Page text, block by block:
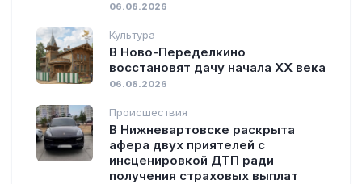
06.08.2026
Культура
В Ново-Переделкино
восстановят дачу начала XX века
06.08.2026
Происшествия
В Нижневартовске раскрыта
афера двух приятелей с
инсценировкой ДТП ради
получения страховых выплат